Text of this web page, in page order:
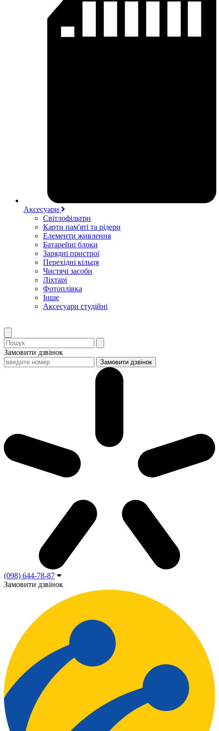
Аксесуари
Світлофільтри
Карти пам'яті та рідери
Елементи живлення
Батарейні блоки
Зарядні пристрої
Перехідні кільця
Чистячі засоби
Ліхтарі
Фотоплівка
Інше
Аксесуари студійні
Замовити дзвінок
(098) 644-78-87
Замовити дзвінок